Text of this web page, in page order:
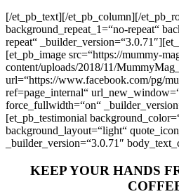
[/et_pb_text][/et_pb_column][/
background_repeat_1=“no-repeat“
repeat“
[et_pb_image src=“https://mummy-
content/uploads/2018/11/
url=“https://www.facebook.com/pg/
ref=page_internal“
force_fullwidth=“on“
[et_pb_testimonial
background_layout=“light“
_builder_version=“3.0.71″
KEEP YOUR HANDS